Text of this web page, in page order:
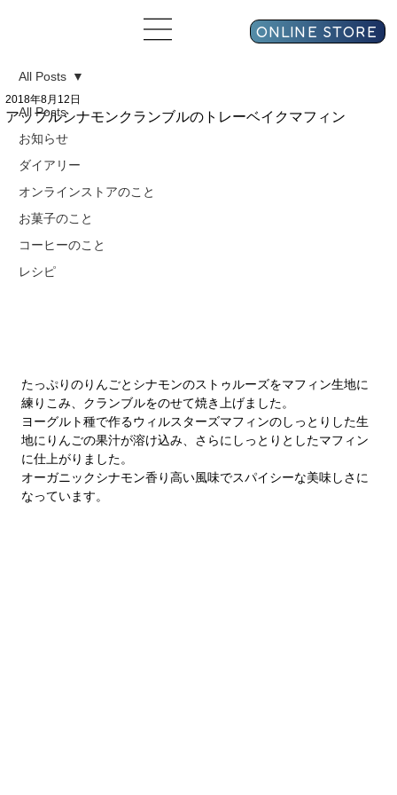
All Posts
お知らせ
ダイアリー
オンラインストアのこと
お菓子のこと
コーヒーのこと
レシピ
All Posts
アップルシナモンクランブルのトレーベイクマフィン
2018年8月12日
たっぷりのりんごとシナモンのストゥルーズをマフィン生地に
練りこみ、クランブルをのせて焼き上げました。
ヨーグルト種で作るウィルスターズマフィンのしっとりした生
地にりんごの果汁が溶け込み、さらにしっとりとしたマフィン
に仕上がりました。
オーガニックシナモン香り高い風味でスパイシーな美味しさに
なっています。